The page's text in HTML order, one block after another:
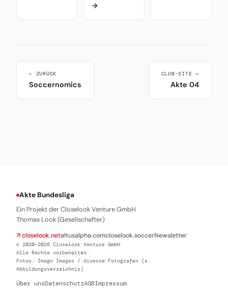
→
← ZURÜCK
Soccernomics
CLUB-SITE →
Akte 04
Akte Bundesliga
Ein Projekt der Closelook Venture GmbH
Thomas Look (Gesellschafter)
↗ closelook.netaltusalpha.comcloselook.soccerNewsletter
© 2020–2026 Closelook Venture GmbH
Alle Rechte vorbehalten.
Fotos: Imago Images / diverse Fotografen (s.
Abbildungsverzeichnis)
Über unsDatenschutzAGBImpressum